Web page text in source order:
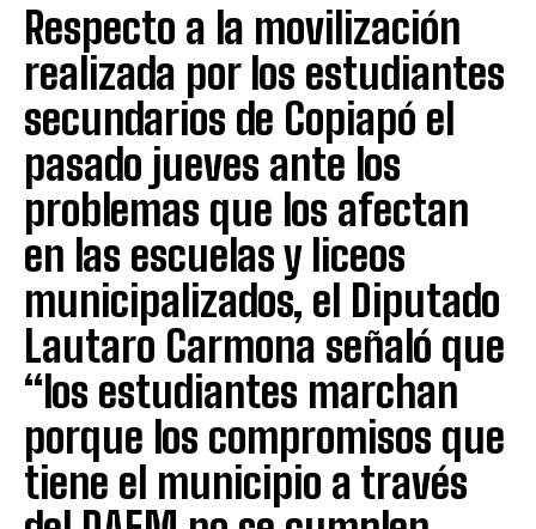
Respecto a la movilización
realizada por los estudiantes
secundarios de Copiapó el
pasado jueves ante los
problemas que los afectan
en las escuelas y liceos
municipalizados, el Diputado
Lautaro Carmona señaló que
“los estudiantes marchan
porque los compromisos que
tiene el municipio a través